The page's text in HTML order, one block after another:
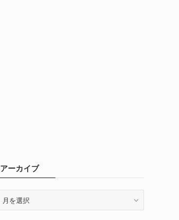
アーカイブ